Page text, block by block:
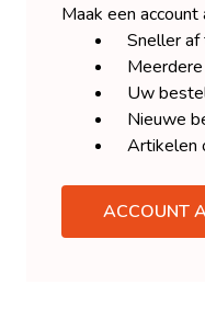
Maak een account
Sneller af
Uw
Nieuwe
Artikelen
ACCOUNT